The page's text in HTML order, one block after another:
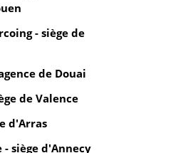
- siège de
de Douai
de Valence
d'Arras
- siège d'Annecy